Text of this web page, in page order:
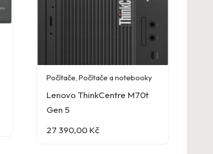
Počítače, Počítače a notebooky
Lenovo ThinkCentre M70t
Gen 5
27 390,00 Kč